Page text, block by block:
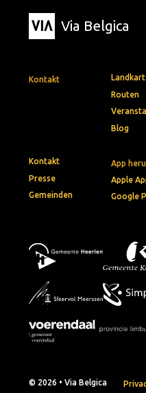
Via Belgica
Kontakt
App
Apple
Google
Routen
Blog
Kontakt
Presse
Gemeinden
© 2026 • Via Belgica